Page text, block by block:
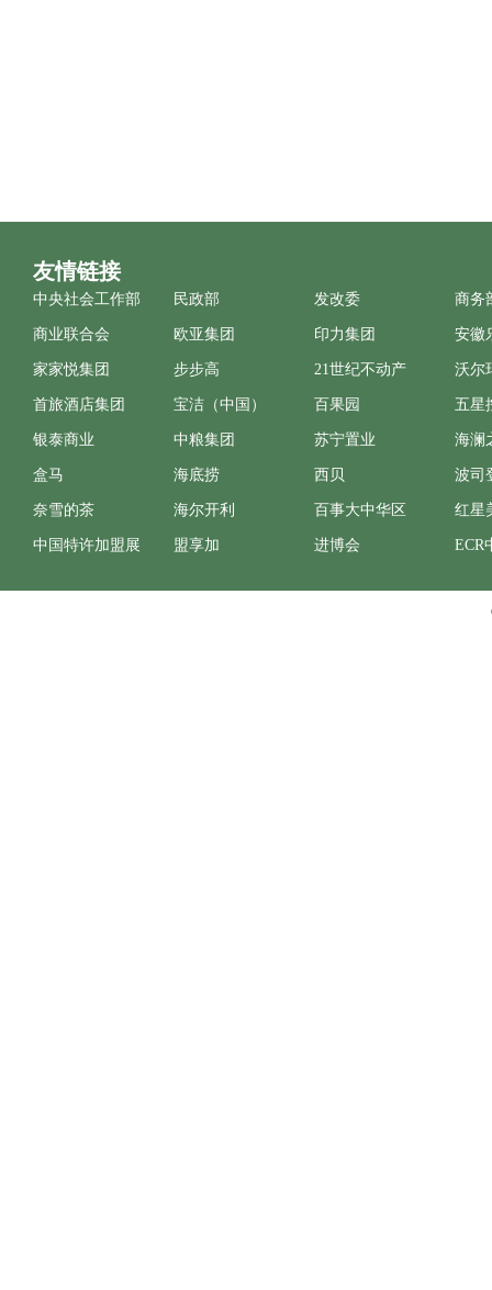
友情链接
中央社会工作部 民政部 发改委 商务
商业联合会 欧亚集团 印力集团 安徽
家家悦集团 步步高 21世纪不动产 沃尔
首旅酒店集团 宝洁（中国） 百果园 五星
银泰商业 中粮集团 苏宁置业 海澜
盒马 海底捞 西贝 波司
奈雪的茶 海尔开利 百事大中华区 红星
中国特许加盟展 盟享加 进博会 ECR